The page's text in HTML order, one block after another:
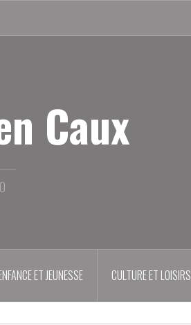
Caux
ET JEUNESSE CULTURE ET LOISIRS